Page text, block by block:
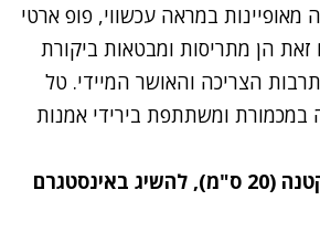
מאופיינות במראה עכשווי, פופ ארטי
זאת הן מתריסות ומבטאות ביקורת
הצריכה והאושר המיידי. טל
במכמורת ומשתתפת בירידי אמנות
באינסטגרם